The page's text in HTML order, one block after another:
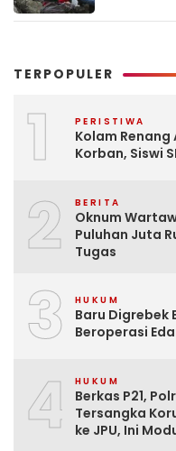
TERPOPULER
1 PERISTIWA
Kolam
Korban, Siswi
2 BERITA
Oknum
Puluhan Juta
Tugas
3 HUKUM
Baru Digrebek
Beroperasi
4 HUKUM
Berkas P21,
Tersangka
ke JPU, Ini